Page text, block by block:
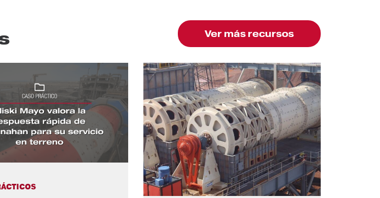
Ver más recursos